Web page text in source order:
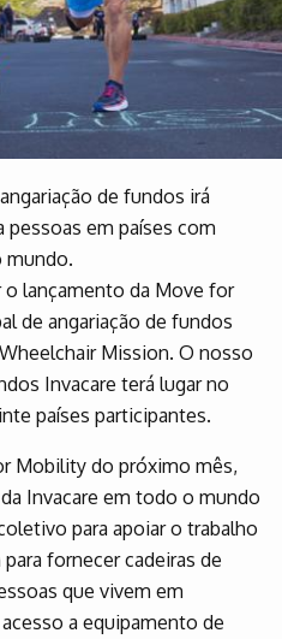
de fundos irá
pessoas em países com
mundo.
o lançamento da Move for
de angariação de fundos
Mission. O nosso
Invacare terá lugar no
países participantes.
Mobility do próximo mês,
Invacare em todo o mundo
para apoiar o trabalho
fornecer cadeiras de
que vivem em
a equipamento de